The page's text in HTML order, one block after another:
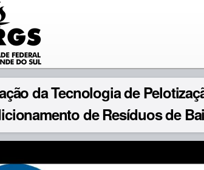
da Tecnologia de
de Resíduos de